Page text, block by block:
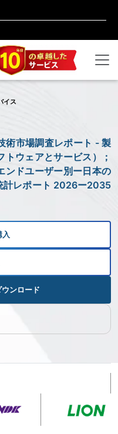
イス
術市場調査レポート - 製
ウェアとサービス）；
ンドユーザー別ー日本の
計レポート 2026ー2035
ンロード